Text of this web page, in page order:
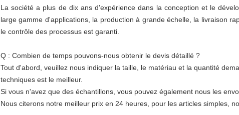
La société a plus de dix ans d'expérience dans la conception et le
large gamme d'applications, la production à grande échelle, la livraison
le contrôle des processus est garanti.
Q : Combien de temps pouvons-nous obtenir le devis détaillé ?
Tout d'abord, veuillez nous indiquer la taille, le matériau et la quantité
techniques est le meilleur.
Si vous n'avez que des échantillons, vous pouvez également nous les
Nous citerons notre meilleur prix en 24 heures, pour les articles simples,